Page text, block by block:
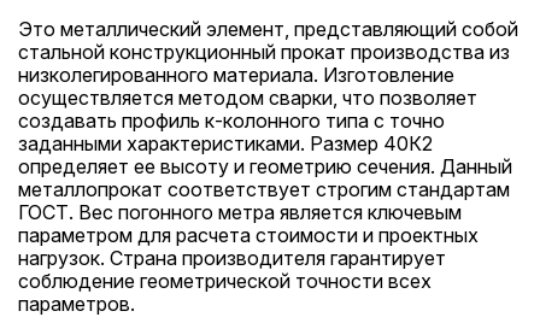
Это металлический элемент, представляющий собой
стальной конструкционный прокат производства из
низколегированного материала. Изготовление
осуществляется методом сварки, что позволяет
создавать профиль к-колонного типа с точно
заданными характеристиками. Размер 40К2
определяет ее высоту и геометрию сечения. Данный
металлопрокат соответствует строгим стандартам
ГОСТ. Вес погонного метра является ключевым
параметром для расчета стоимости и проектных
нагрузок. Страна производителя гарантирует
соблюдение геометрической точности всех
параметров.